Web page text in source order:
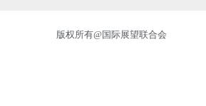
版权所有@国际展望联合会